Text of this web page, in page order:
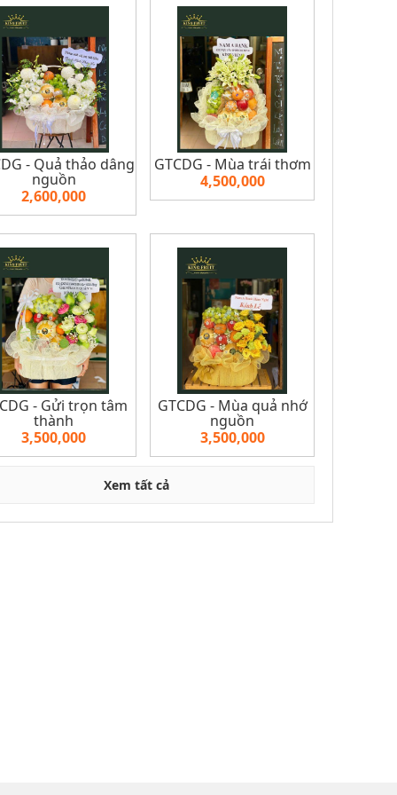
- Quả thảo dâng
nguồn
2,600,000
GTCDG - Mùa trái thơm
4,500,000
- Gửi trọn tâm
thành
3,500,000
GTCDG - Mùa quả nhớ
nguồn
3,500,000
Xem tất cả